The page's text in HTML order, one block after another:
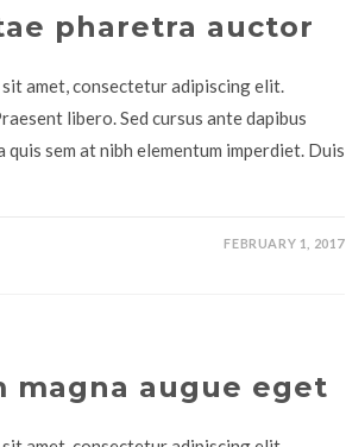
pharetra auctor
amet, consectetur adipiscing elit.
libero. Sed cursus ante dapibus
quis sem at nibh elementum imperdiet. Duis
FEBRUARY 1, 2017
magna augue eget